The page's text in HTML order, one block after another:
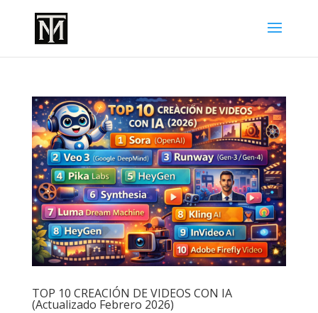
TOP 10 CREACIÓN DE VIDEOS CON IA
(Actualizado Febrero 2026)